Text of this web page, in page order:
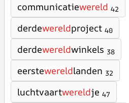
communicatiewereld 42
derdewereldproject 40
derdewereldwinkels 38
eerstewereldlanden 32
luchtvaartwereldje 47